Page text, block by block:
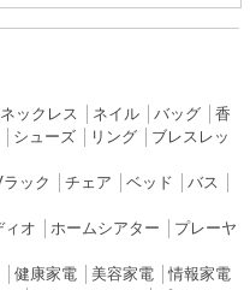
ネックレス ネイル│ バッグ│ 香
シューズ│ リング│ ブレスレッ
ラック チェア ベッド バス
ィオ ホームシアター
プレーヤ
健康家電│ 美容家電│情報家電